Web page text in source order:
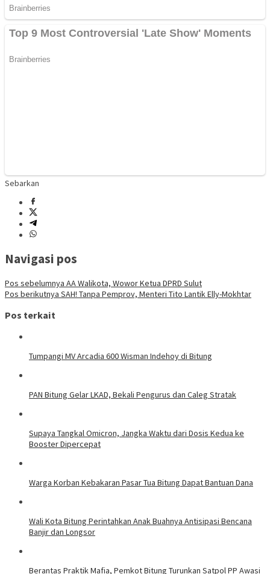
Sebarkan
Navigasi pos
Pos sebelumnya AA Walikota, Wowor Ketua DPRD Sulut
Pos berikutnya SAH! Tanpa Pemprov, Menteri Tito Lantik Elly-Mokhtar
Pos terkait
Tumpangi MV Arcadia 600 Wisman Indehoy di Bitung
PAN Bitung Gelar LKAD, Bekali Pengurus dan Caleg Stratak
Supaya Tangkal Omicron, Jangka Waktu dari Dosis Kedua ke
Booster Dipercepat
Warga Korban Kebakaran Pasar Tua Bitung Dapat Bantuan Dana
Wali Kota Bitung Perintahkan Anak Buahnya Antisipasi Bencana
Banjir dan Longsor
Berantas Praktik Mafia, Pemkot Bitung Turunkan Satpol PP Awasi